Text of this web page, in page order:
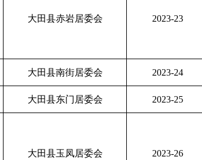
大田县赤岩居委会 2023-23
大田县南街居委会 2023-24
大田县东门居委会 2023-25
大田县玉凤居委会 2023-26